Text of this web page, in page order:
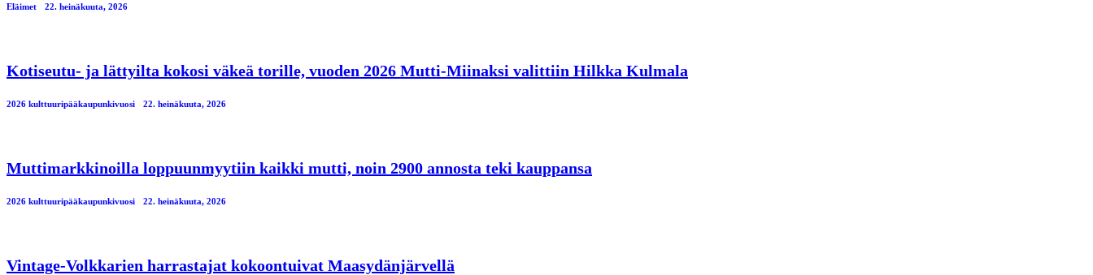
Eläimet 22. heinäkuuta, 2026
Kotiseutu- ja lättyilta kokosi väkeä torille, vuoden 2026 Mutti-Miinaksi valittiin Hilkka Kulmala
2026 kulttuuripääkaupunkivuosi 22. heinäkuuta, 2026
Muttimarkkinoilla loppuunmyytiin kaikki mutti, noin 2900 annosta teki kauppansa
2026 kulttuuripääkaupunkivuosi 22. heinäkuuta, 2026
Vintage-Volkkarien harrastajat kokoontuivat Maasydänjärvellä